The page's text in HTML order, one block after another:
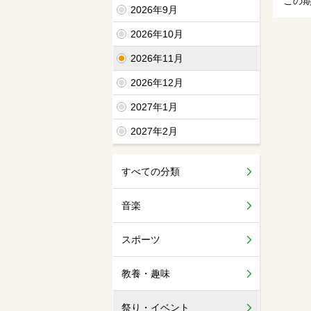
2026年9月
2026年10月
2026年11月
2026年12月
2027年1月
2027年2月
すべての分類
音楽
スポーツ
教養・趣味
祭り・イベント